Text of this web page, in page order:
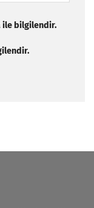
ile bilgilendir.